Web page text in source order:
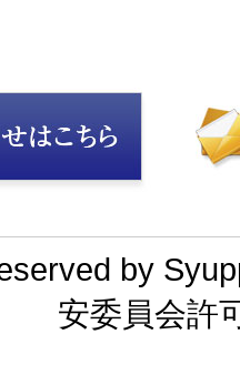
by
安委員会許